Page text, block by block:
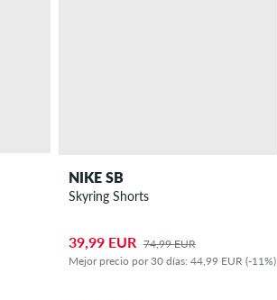
NIKE SB
Skyring Shorts
39,99 EUR 74,99 EUR
Mejor precio por 30 días: 44,99 EUR (-11%)